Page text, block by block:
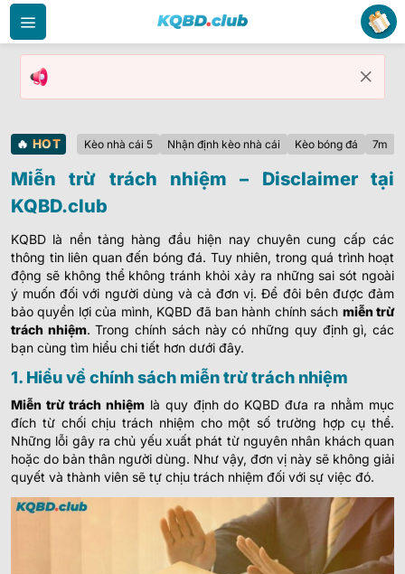
Bỏ
qua
nội
dung
🔥 HOT Kèo nhà cái 5 Nhận định kèo nhà cái Kèo bóng đá 7m
Miễn trừ trách nhiệm – Disclaimer tại
KQBD.club
KQBD là nền tảng hàng đầu hiện nay chuyên cung cấp các
thông tin liên quan đến bóng đá. Tuy nhiên, trong quá trình hoạt
động sẽ không thể không tránh khỏi xảy ra những sai sót ngoài
ý muốn đối với người dùng và cả đơn vị. Để đôi bên được đảm
bảo quyền lợi của mình, KQBD đã ban hành chính sách miễn trừ
trách nhiệm. Trong chính sách này có những quy định gì, các
bạn cùng tìm hiểu chi tiết hơn dưới đây.
1. Hiểu về chính sách miễn trừ trách nhiệm
Miễn trừ trách nhiệmlà quy định do KQBD đưa ra nhằm mục
đích từ chối chịu trách nhiệm cho một số trường hợp cụ thể.
Những lỗi gây ra chủ yếu xuất phát từ nguyên nhân khách quan
hoặc do bản thân người dùng. Như vậy, đơn vị này sẽ không giải
quyết và thành viên sẽ tự chịu trách nhiệm đối với sự việc đó.